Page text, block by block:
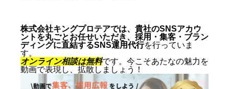
株式会社キングプロテアでは、貴社のSNSアカウ
ントを丸ごとお任せいただき、採用・集客・ブラン
ディングに直結するSNS運用代行を行っていま
す。
オンライン相談は無料です。今こそあたなの魅力を
動画で表現し、拡散しましょう！